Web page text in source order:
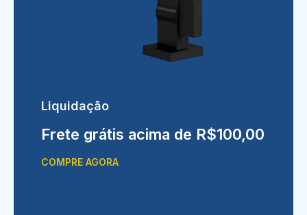
Liquidação
Frete grátis acima de R$100,00
COMPRE AGORA